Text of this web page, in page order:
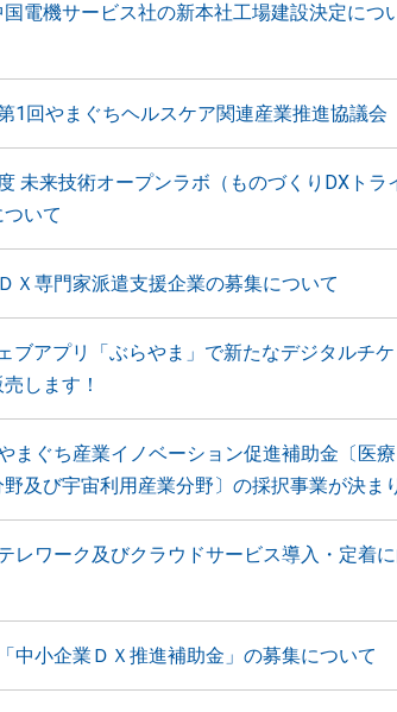
電機サービス社の新本社工場建設決定につ
1回やまぐちヘルスケア関連産業推進協議会
未来技術オープンラボ（ものづくりDXト
ついて
Ｘ専門家派遣支援企業の募集について
ブアプリ「ぶらやま」で新たなデジタルチ
します！
まぐち産業イノベーション促進補助金〔医
及び宇宙利用産業分野〕の採択事業が決ま
レワーク及びクラウドサービス導入・定着
中小企業ＤＸ推進補助金」の募集について